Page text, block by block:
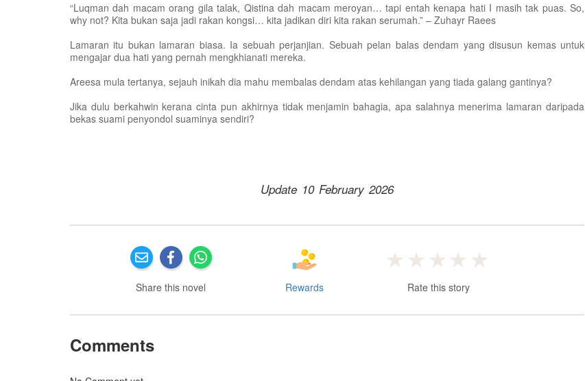
“Luqman dah macam orang gila talak, Qistina dah macam meroyan… tapi entah kenapa hati I masih tak puas. So,
why not? Kita bukan saja jadi rakan kongsi… kita jadikan diri kita rakan serumah.” – Zuhayr Raees
Lamaran itu bukan lamaran biasa. Ia sebuah perjanjian. Sebuah pelan balas dendam yang disusun kemas untuk
mengajar dua hati yang pernah mengkhianati mereka.
Areesa mula tertanya, sejauh inikah dia mahu membalas dendam atas kehilangan yang tiada galang gantinya?
Jika dulu berkahwin kerana cinta pun akhirnya tidak menjamin bahagia, apa salahnya menerima lamaran daripada
bekas suami penyondol suaminya sendiri?
Update 10 February 2026
Share this novel Rewards Rate this story
Comments